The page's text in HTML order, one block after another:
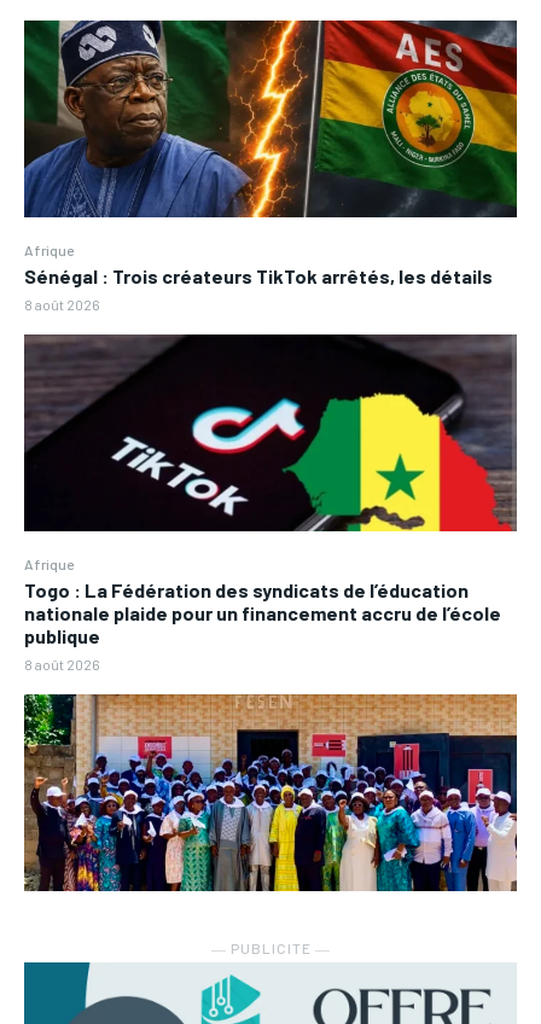
Afrique
Sénégal : Trois créateurs TikTok arrêtés, les détails
8 août 2026
Afrique
Togo : La Fédération des syndicats de l’éducation
nationale plaide pour un financement accru de l’école
publique
8 août 2026
― PUBLICITE ―